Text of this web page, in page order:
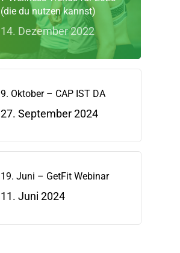
(die du nutzen kannst)
14. Dezember 2022
9. Oktober – CAP IST DA
27. September 2024
19. Juni – GetFit Webinar
11. Juni 2024